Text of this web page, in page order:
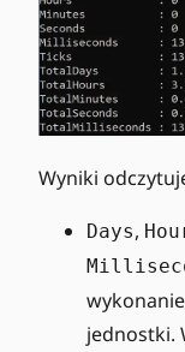
Wyniki
Days,
jednostki.